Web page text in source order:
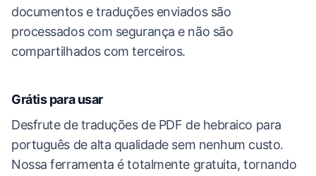
documentos e traduções enviados são
processados com segurança e não são
compartilhados com terceiros.
Grátis para usar
Desfrute de traduções de PDF de hebraico para
português de alta qualidade sem nenhum custo.
Nossa ferramenta é totalmente gratuita, tornando